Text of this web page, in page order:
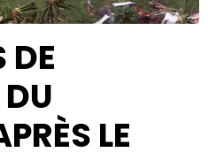
DE
LE